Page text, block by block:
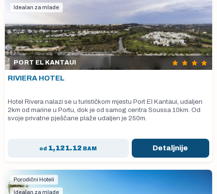
Idealan za mlade
PORT EL KANTAUI
RIVIERA HOTEL
Hotel Rivera nalazi se u turističkom mjestu Port El Kantaui, udaljen
2km od marine u Portu, dok je od samog centra Soussa 10km. Od
svoje privatne pješčane plaže udaljen je 250m.
od 1,121.12 BAM Detaljnije
Porodični Hoteli
Idealan za mlade